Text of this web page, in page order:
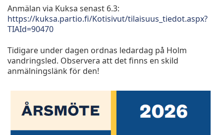
Anmälan via Kuksa senast 6.3:
https://kuksa.partio.fi/Kotisivut/tilaisuus_tiedot.aspx?
TIAId=90470
Tidigare under dagen ordnas ledardag på Holm
vandringsled. Observera att det finns en skild
anmälningslänk för den!